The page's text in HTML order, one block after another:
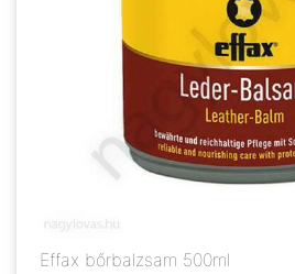
Effax bőrbalzsam 500ml